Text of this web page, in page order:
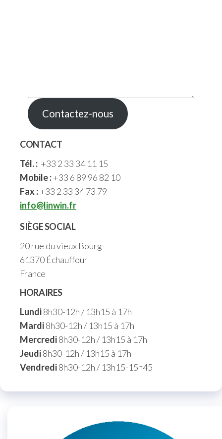
Contactez-nous
CONTACT
Tél. : +33 2 33 34 11 15
Mobile :+33 6 89 96 82 10
Fax :+33 2 33 34 73 79
info@linwin.fr
SIÈGE SOCIAL
20 rue du vieux Bourg
61370 Échauffour
France
HORAIRES
Lundi8h30-12h / 13h15 à 17h
Mardi8h30-12h / 13h15 à 17h
Mercredi8h30-12h / 13h15 à 17h
Jeudi8h30-12h / 13h15 à 17h
Vendredi8h30-12h / 13h15-15h45